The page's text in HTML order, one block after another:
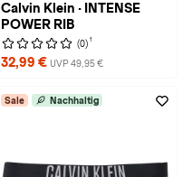
Calvin Klein · INTENSE
POWER RIB
(0) 1
32,99 € UVP 49,95 €
Sale Nachhaltig